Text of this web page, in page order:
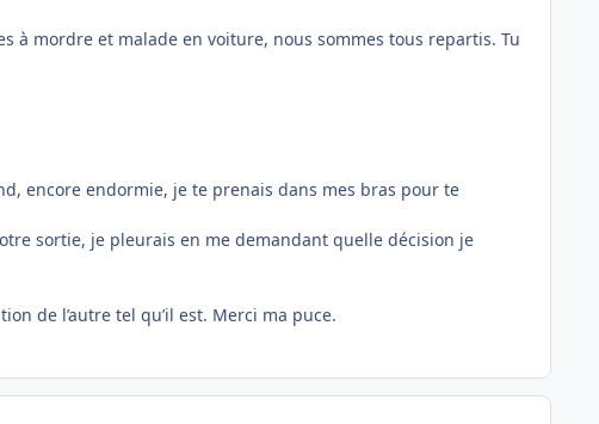
à mordre et malade en voiture, nous sommes tous repartis. Tu
encore endormie, je te prenais dans mes bras pour te
sortie, je pleurais en me demandant quelle décision je
de l’autre tel qu’il est. Merci ma puce.